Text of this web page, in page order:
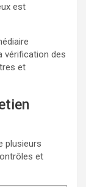
est
vérification des
et
plusieurs
et